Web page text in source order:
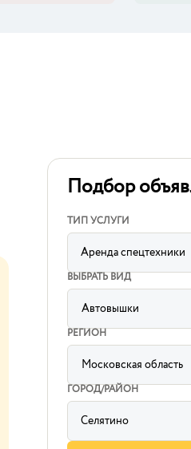
Подбор
ТИП УСЛУГИ
Аренда спецтехники
ВЫБРАТЬ ВИД
Автовышки
label
for
sorting
input
РЕГИОН
Московская область
label
for
sorting
input
ГОРОД/РАЙОН
Селятино